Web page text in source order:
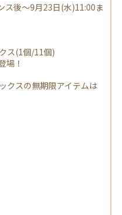
後～9月23日(水)11:00ま
(1個/11個)
！
の無期限アイテムは